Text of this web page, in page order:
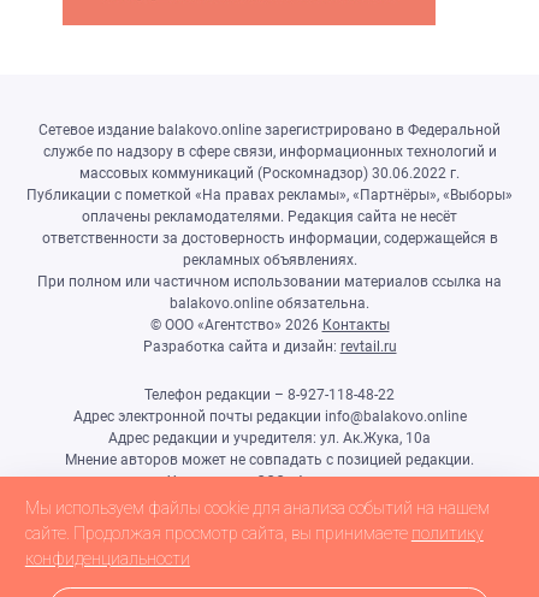
Сетевое издание balakovo.online зарегистрировано в Федеральной
службе по надзору в сфере связи, информационных технологий и
массовых коммуникаций (Роскомнадзор) 30.06.2022 г.
Публикации с пометкой «На правах рекламы», «Партнёры», «Выборы»
оплачены рекламодателями. Редакция сайта не несёт
ответственности за достоверность информации, содержащейся в
рекламных объявлениях.
При полном или частичном использовании материалов ссылка на
balakovo.online обязательна.
© ООО «Агентство» 2026 Контакты
Разработка сайта и дизайн: revtail.ru
Телефон редакции – 8-927-118-48-22
Адрес электронной почты редакции info@balakovo.online
Адрес редакции и учредителя: ул. Ак.Жука, 10а
Мнение авторов может не совпадать с позицией редакции.
Учредитель: ООО «Агентство»
Гл.редактор Ивлиева Н.Н.
Настоящий ресурс может содержать материалы 18+
Мы используем файлы cookie для анализа событий на нашем
сайте. Продолжая просмотр сайта, вы принимаете политику
конфиденциальности